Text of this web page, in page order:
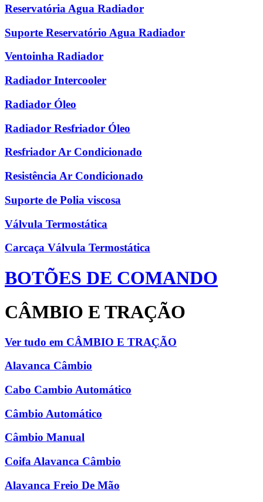
Reservatória Agua Radiador
Suporte Reservatório Agua Radiador
Ventoinha Radiador
Radiador Intercooler
Radiador Óleo
Radiador Resfriador Óleo
Resfriador Ar Condicionado
Resistência Ar Condicionado
Suporte de Polia viscosa
Válvula Termostática
Carcaça Válvula Termostática
BOTÕES DE COMANDO
CÂMBIO E TRAÇÃO
Ver tudo em CÂMBIO E TRAÇÃO
Alavanca Câmbio
Cabo Cambio Automático
Câmbio Automático
Câmbio Manual
Coifa Alavanca Câmbio
Alavanca Freio De Mão